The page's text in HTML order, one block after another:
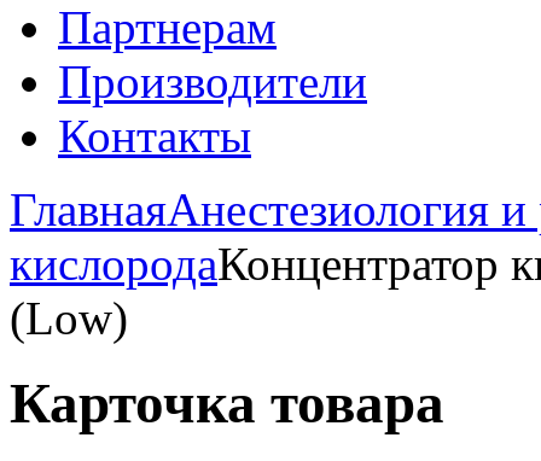
Партнерам
Производители
Контакты
ГлавнаяАнестезиология
кислородаКонцентратор
(Low)
Карточка товара